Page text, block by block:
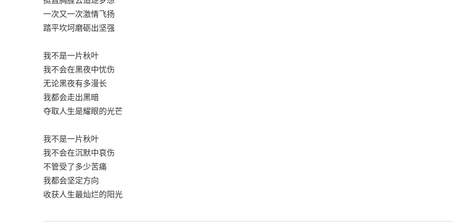
一次又一次激情飞扬
踏平坎坷磨砺出坚强
我不是一片秋叶
我不会在黑夜中忧伤
无论黑夜有多漫长
我都会走出黑暗
夺取人生是耀眼的光芒
我不是一片秋叶
我不会在沉默中哀伤
不管受了多少苦痛
我都会坚定方向
收获人生最灿烂的阳光